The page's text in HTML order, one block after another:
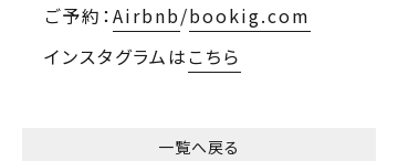
ご予約：Airbnb/bookig.com
インスタグラムはこちら
一覧へ戻る